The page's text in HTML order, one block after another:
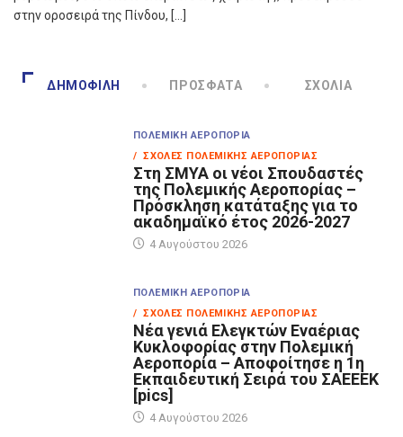
στην οροσειρά της Πίνδου, […]
ΔΗΜΟΦΙΛΉ ΠΡΌΣΦΑΤΑ ΣΧΌΛΙΑ
ΠΟΛΕΜΙΚΉ ΑΕΡΟΠΟΡΊΑ
/ ΣΧΟΛΈΣ ΠΟΛΕΜΙΚΉΣ ΑΕΡΟΠΟΡΊΑΣ
Στη ΣΜΥΑ οι νέοι Σπουδαστές
της Πολεμικής Αεροπορίας –
Πρόσκληση κατάταξης για το
ακαδημαϊκό έτος 2026-2027
4 Αυγούστου 2026
ΠΟΛΕΜΙΚΉ ΑΕΡΟΠΟΡΊΑ
/ ΣΧΟΛΈΣ ΠΟΛΕΜΙΚΉΣ ΑΕΡΟΠΟΡΊΑΣ
Νέα γενιά Ελεγκτών Εναέριας
Κυκλοφορίας στην Πολεμική
Αεροπορία – Αποφοίτησε η 1η
Εκπαιδευτική Σειρά του ΣΑΕΕΕΚ
[pics]
4 Αυγούστου 2026